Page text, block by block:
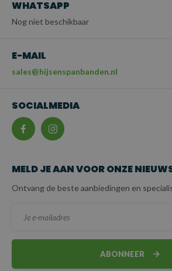
WHATSAPP
Nog niet beschikbaar
E-MAIL
sales@hijsenspanbanden.nl
SOCIALMEDIA
MELD JE AAN VOOR ONZE
Ontvang de beste aanbiedingen en
ABONNEER